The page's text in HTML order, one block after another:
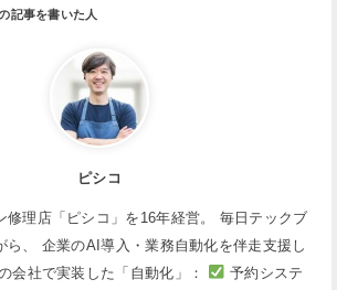
ピシコ
修理店「ピシコ」を16年経営。 毎日テックブ
ら、 企業のAI導入・業務自動化を伴走支援し
会社で実装した「自動化」：
予約システ